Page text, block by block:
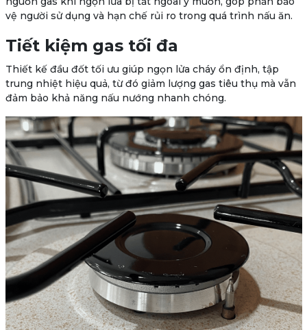
vệ người sử dụng và hạn chế rủi ro trong quá trình nấu ăn.
Tiết kiệm gas tối đa
Thiết kế đầu đốt tối ưu giúp ngọn lửa cháy ổn định, tập
trung nhiệt hiệu quả, từ đó giảm lượng gas tiêu thụ mà vẫn
đảm bảo khả năng nấu nướng nhanh chóng.